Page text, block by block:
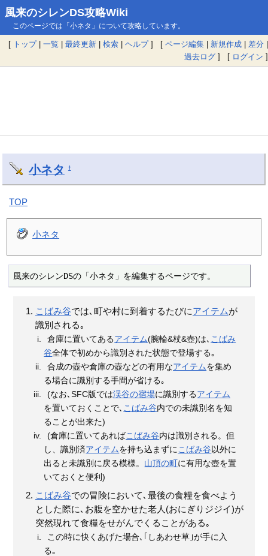
風来のシレンDS攻略Wiki
このページでは「小ネタ」について攻略しています。
[ トップ| 一覧 | 最終更新 | 検索 | ヘルプ] [ ページ編集 | 新規作成 | 差分 |
過去ログ ] [ ログイン ]
小ネタ †
TOP
小ネタ
風来のシレンDSの「小ネタ」を編集するページです。
こばみ谷では､町や村に到着するたびにアイテムが
識別される｡
倉庫に置いてあるアイテム(腕輪&杖&壺)は､ こばみ
谷全体で初めから識別された状態で登場する｡
合成の壺や倉庫の壺などの有用なアイテムを集め
る場合に識別する手間が省ける｡
(なお､SFC版では渓谷の宿場に識別するアイテム
を置いておくことで､ こばみ谷内での未識別名を知
ることが出来た)
(倉庫に置いてあればこばみ谷内は識別される。但
し、識別済アイテムを持ち込まずにこばみ谷以外に
出ると未識別に戻る模様。 山頂の町に有用な壺を置
いておくと便利)
こばみ谷での冒険において､最後の食糧を食べよう
とした際に､お腹を空かせた老人(おにぎりジジイ)が
突然現れて食糧をせがんでくることがある｡
この時に快くあげた場合､｢しあわせ草｣が手に入
る｡